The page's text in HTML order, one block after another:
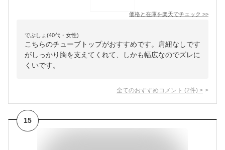
価格と在庫を楽天でチェック >>
でぶしょ(40代・女性)
こちらのチューブトップがおすすめです。肩紐なしです
がしっかり胸を支えてくれて、しかも幅広なのでズレに
くいです。
全てのおすすめコメント (2件) >
15